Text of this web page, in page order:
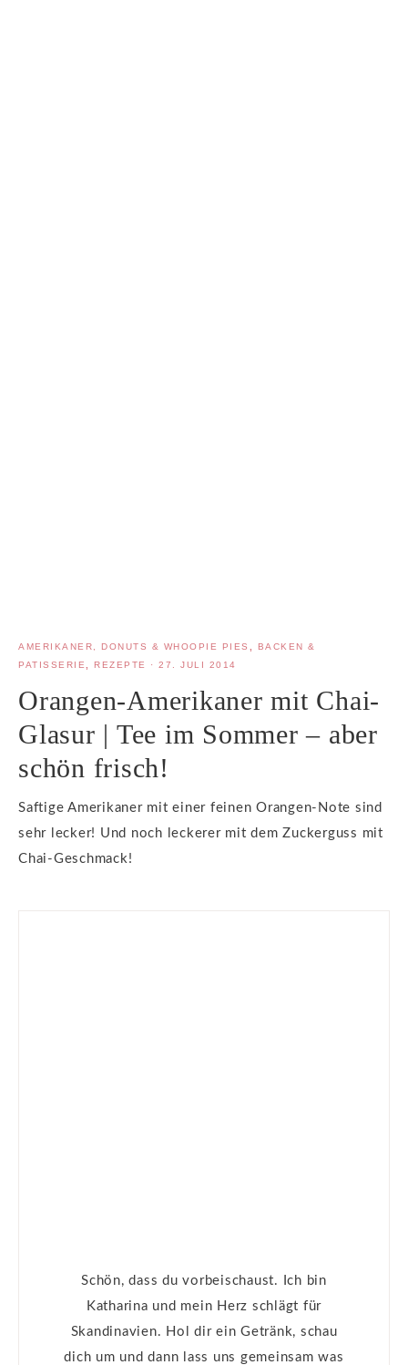
AMERIKANER, DONUTS & WHOOPIE PIES
BACKEN &
PATISSERIE
REZEPTE · 27. JULI 2014
Orangen-Amerikaner mit Chai-
Glasur | Tee im Sommer – aber
schön frisch!
Saftige Amerikaner mit einer feinen Orangen-Note sind
sehr lecker! Und noch leckerer mit dem Zuckerguss mit
Chai-Geschmack!
Schön, dass du vorbeischaust. Ich bin
Katharina und mein Herz schlägt für
Skandinavien. Hol dir ein Getränk, schau
dich um und dann lass uns gemeinsam was